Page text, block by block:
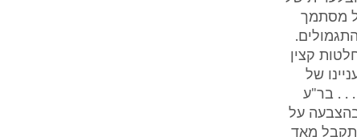
מסתמך
קצין
של
. . בר"ע
בהצבעה על
מאד